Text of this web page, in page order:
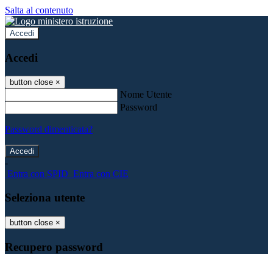
Salta al contenuto
Accedi
Accedi
button close ×
Nome Utente
Password
Password dimenticata?
-
Entra con SPID Entra con CIE
Seleziona utente
button close ×
Recupero password